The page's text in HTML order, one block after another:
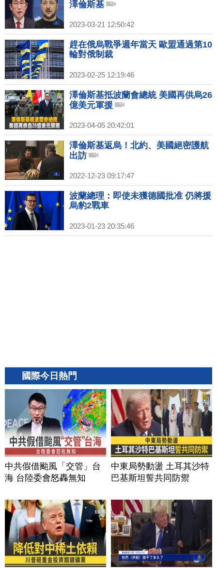
澤倫斯基
2023-03-21 12:50:42
趕在俄烏戰爭週年當天 歐盟通過第10
輪對俄制裁
2023-02-25 12:19:46
澤倫斯基抵波蘭會總統 美國再供烏26
億美元軍援
2023-04-05 20:42:01
澤倫斯基返烏！北約、美國絕密護航
出訪
2022-12-23 09:17:47
波蘭總理：即使未獲德國批准 仍將援
烏豹2戰車
2023-01-23 20:35:46
國際今日熱門
中共假借颱風「交管」台
海 台陸委會怒轟無知
中東局勢動盪 土耳其沙特
巴基斯坦誓共同防禦